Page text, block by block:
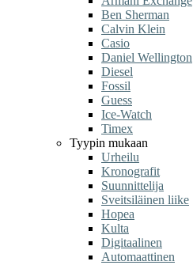
Ben Sherman
Calvin Klein
Casio
Daniel Wellington
Diesel
Fossil
Guess
Ice-Watch
Timex
Tyypin mukaan
Urheilu
Kronografit
Suunnittelija
Sveitsiläinen liike
Hopea
Kulta
Digitaalinen
Automaattinen